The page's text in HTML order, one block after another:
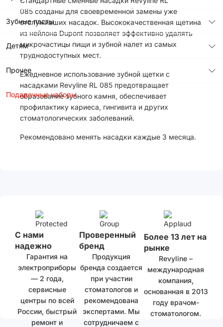
Зубные пасты
Детям
Прочее
Подарочные наборы
085 созданы для своевременной замены уже
отслуживших насадок. Высококачественная щетина
из нейлона Dupont позволяет эффективно удалять
микрочастицы пищи и зубной налет из самых
труднодоступных мест.
Ежедневное использование зубной щетки с
насадками Revyline RL 085 предотвращает
образование зубного камня, обеспечивает
профилактику кариеса, гингивита и других
стоматологических заболеваний.
Рекомендовано менять насадки каждые 3 месяца.
С нами
надежно
Гарантия на
электроприборы
— 2 года,
сервисные
центры по всей
России, быстрый
ремонт и
Проверенный
бренд
Продукция
бренда создается
при участии
стоматологов и
рекомендована
экспертами. Мы
сотрудничаем с
Более 13 лет на
рынке
Revyline –
международная
компания,
основанная в 2013
году врачом-
стоматологом.